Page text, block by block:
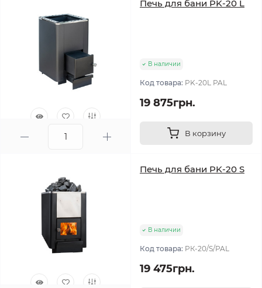
Печь для бани PK-20 L
В наличии
Код товара: PK-20L PAL
19 875грн.
В корзину
Печь для бани PK-20 S
В наличии
Код товара: PК-20/S/PAL
19 475грн.